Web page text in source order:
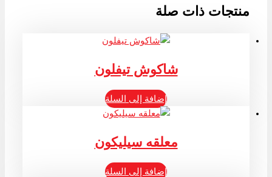
منتجات ذات صلة
شاكوش تيفلون
إضافة إلى السلة
معلقه سيليكون
إضافة إلى السلة